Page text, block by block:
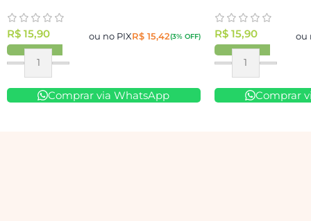
R$ 15,90 ou no PIXR$15,42(3% OFF)
Comprar via WhatsApp
R$15,90 ou
Comprar